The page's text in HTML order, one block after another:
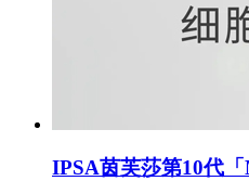
IPSA茵芙莎第10代